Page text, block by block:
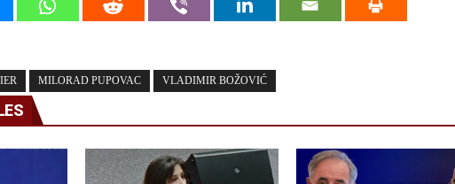
MILORAD PUPOVAC VLADIMIR BOŽOVIĆ